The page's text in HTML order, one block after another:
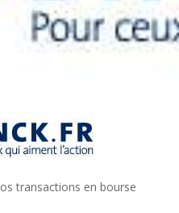
transactions en bourse